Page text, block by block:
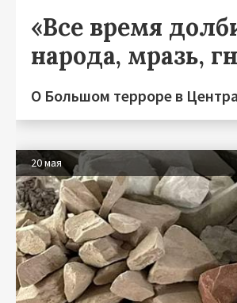
«Все время
народа, мразь,
О Большом терроре в
20 мая